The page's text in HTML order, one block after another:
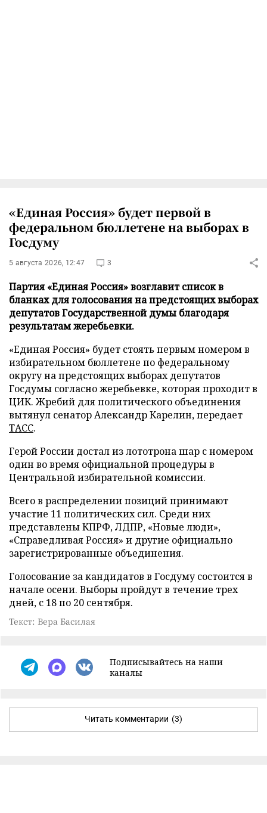
«Единая Россия» будет первой в
федеральном бюллетене на выборах в
Госдуму
5 августа 2026, 12:47 3
Партия «Единая Россия» возглавит список в
бланках для голосования на предстоящих выборах
депутатов Государственной думы благодаря
результатам жеребьевки.
«Единая Россия» будет стоять первым номером в
избирательном бюллетене по федеральному
округу на предстоящих выборах депутатов
Госдумы согласно жеребьевке, которая проходит в
ЦИК. Жребий для политического объединения
вытянул сенатор Александр Карелин, передает
ТАСС.
Герой России достал из лототрона шар с номером
один во время официальной процедуры в
Центральной избирательной комиссии.
Всего в распределении позиций принимают
участие 11 политических сил. Среди них
представлены КПРФ, ЛДПР, «Новые люди»,
«Справедливая Россия» и другие официально
зарегистрированные объединения.
Голосование за кандидатов в Госдуму состоится в
начале осени. Выборы пройдут в течение трех
дней, с 18 по 20 сентября.
Текст: Вера Басилая
Подписывайтесь на наши
каналы
Читать комментарии (3)